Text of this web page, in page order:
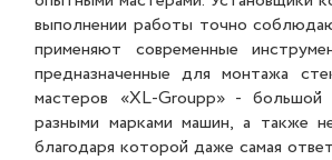
выполнении работы точно
применяют современные
предназначенные для монтажа
мастеров «XL-Groupp» -
разными марками машин, а также
благодаря которой даже самая